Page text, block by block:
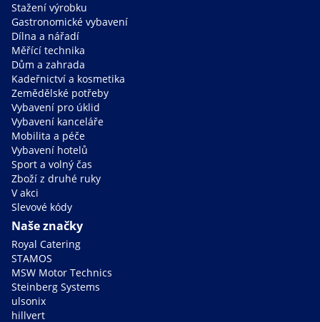
Stažení výrobku
Gastronomické vybavení
Dílna a nářadí
Měřící technika
Dům a zahrada
Kadeřnictví a kosmetika
Zemědělské potřeby
Vybavení pro úklid
Vybavení kanceláře
Mobilita a péče
Vybavení hotelů
Sport a volný čas
Zboží z druhé ruky
V akci
Slevové kódy
Naše značky
Royal Catering
STAMOS
MSW Motor Technics
Steinberg Systems
ulsonix
hillvert